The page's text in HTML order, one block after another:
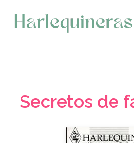
contenido
Secretos de